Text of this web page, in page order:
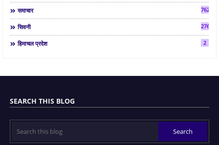
समाचार 7624
सिवनी 2763
हिमाचल प्रदेश 2
SEARCH THIS BLOG